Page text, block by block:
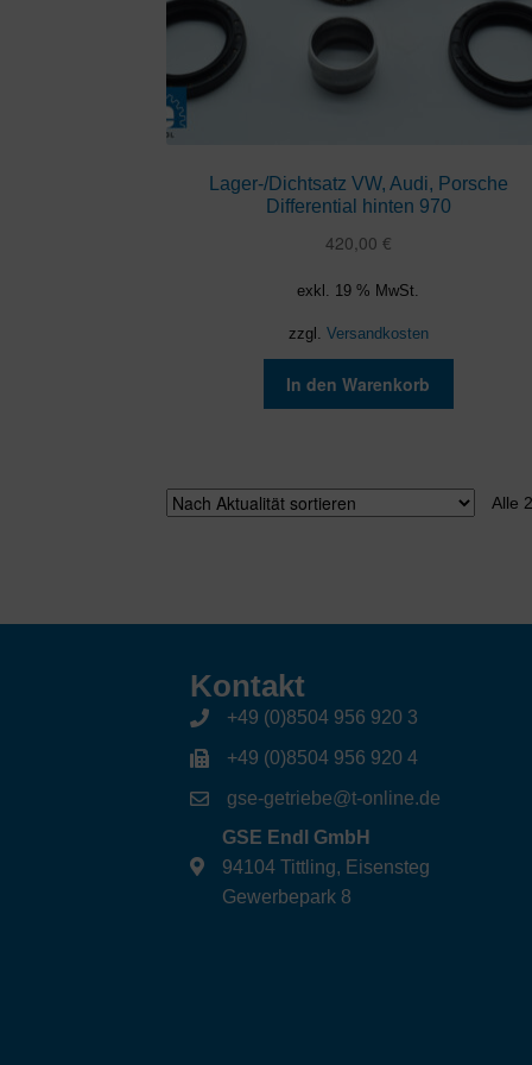
Lager-/Dichtsatz VW, Audi, Porsche
Differential hinten 970
420,00 €
exkl. 19 % MwSt.
zzgl. Versandkosten
In den Warenkorb
Alle
Kontakt
+49 (0)8504 956 920 3
+49 (0)8504 956 920 4
gse-getriebe@t-online.de
GSE Endl GmbH
94104 Tittling, Eisensteg
Gewerbepark 8